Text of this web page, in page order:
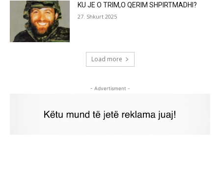
KU JE O TRIM,O QERIM SHPIRTMADHI?
27. Shkurt 2025
Load more
- Advertisment -